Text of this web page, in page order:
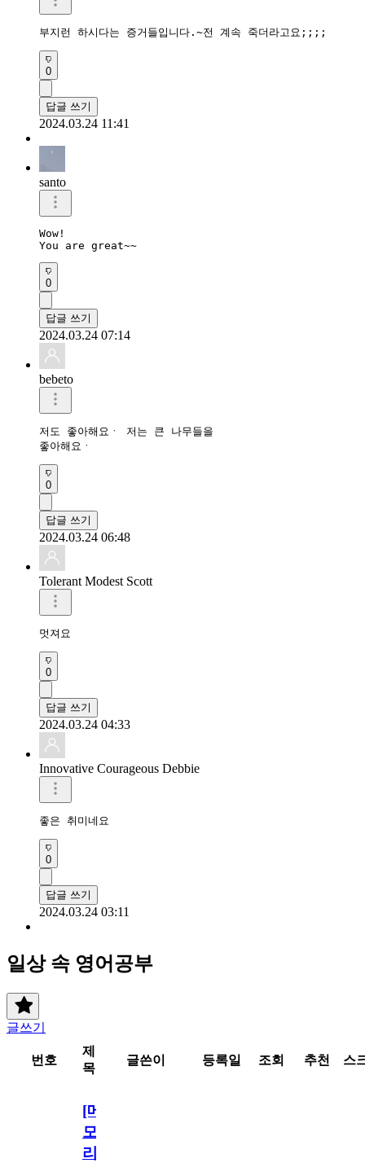
부지런 하시다는 증거들입니다.~전 계속 죽더라고요;;;;
0
답글 쓰기
2024.03.24 11:41
santo
Wow!
You are great~~
0
답글 쓰기
2024.03.24 07:14
bebeto
저도 좋아해요ㆍ 저는 큰 나무들을
좋아해요ㆍ
0
답글 쓰기
2024.03.24 06:48
Tolerant Modest Scott
멋져요
0
답글 쓰기
2024.03.24 04:33
Innovative Courageous Debbie
좋은 취미네요
0
답글 쓰기
2024.03.24 03:11
일상 속 영어공부
글쓰기
번호
제
목
글쓴이 등록일 조회 추천 스
[메
모
리